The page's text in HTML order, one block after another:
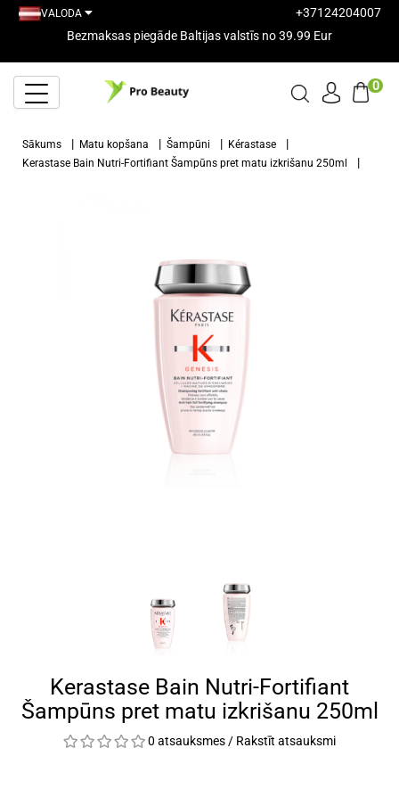
VALODA
+37124204007
Bezmaksas piegāde Baltijas valstīs no 39.99 Eur
0
Sākums Matu kopšana Šampūni
Kérastase
Kerastase Bain Nutri-Fortifiant Šampūns pret matu izkrišanu 250ml
Kerastase Bain Nutri-Fortifiant
Šampūns pret matu izkrišanu 250ml
0 atsauksmes / Rakstīt atsauksmi